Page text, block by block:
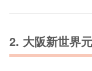
2. 大阪新世界